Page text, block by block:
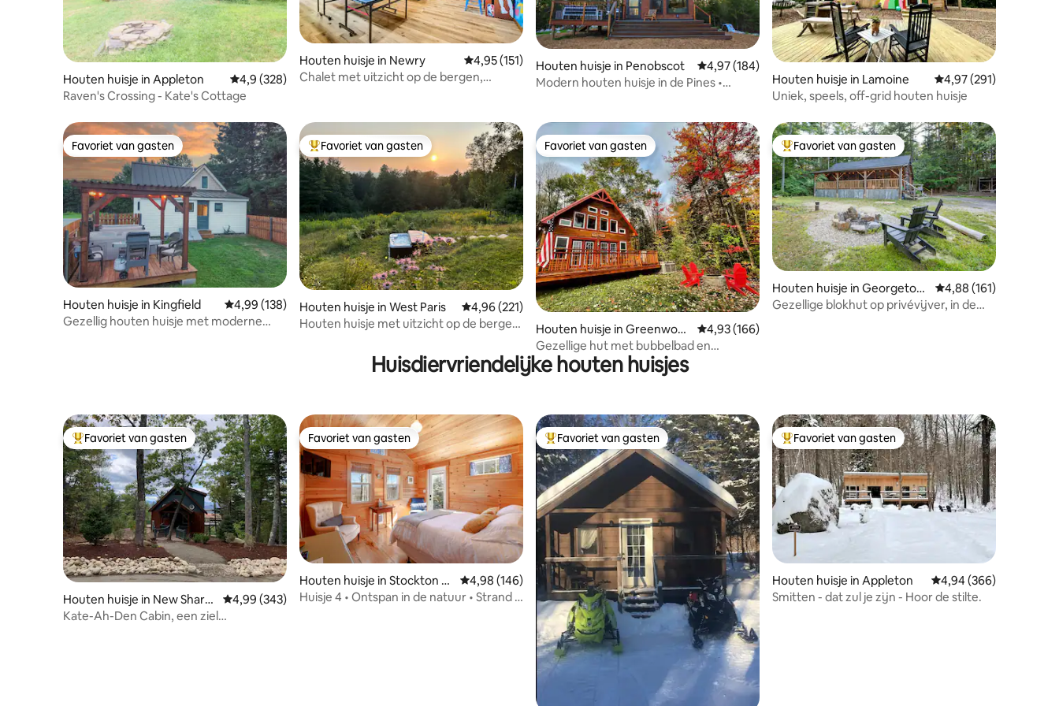
Houten huisje in Appleton Gemiddelde beoordeling van 4,9 op 5, 328 recensies
4,9 (328)
Raven's Crossing - Kate's Cottage
Houten huisje in Newry Gemiddelde beoordeling van 4,95 op 5, 151 recensies
4,95 (151)
Chalet met uitzicht op de bergen,
Houten huisje in Penobscot Gemiddelde beoordeling van 4,97 op 5, 184 recensies
4,97 (184)
Modern houten huisje in de Pines •
Houten huisje in Lamoine Gemiddelde
4,97 (291)
Uniek, speels, off-grid houten huisje
Favoriet van gasten
Favoriet van gasten
Houten huisje in Kingfield Gemiddelde beoordeling van 4,99 op 5, 138 recensies
4,99 (138)
Gezellig houten huisje met moderne
Topfavoriet van gasten
Favoriet van gasten
Houten huisje in West Paris Gemiddelde beoordeling van 4,96 op 5, 221 recensies
4,96 (221)
Houten huisje met uitzicht op de bergen,
Favoriet van gasten
Favoriet van gasten
Houten huisje in Greenwoo
d
Gemiddelde beoordeling van 4,93 op 5, 166 recensies
4,93 (166)
Gezellige hut met bubbelbad en
vuurplaats –
wandelen/fietsen/zwemmen!
Topfavoriet van gasten
Favoriet van gasten
Houten huisje in Georgetow
n
Gemiddelde
4,88 (161)
Gezellige blokhut op privévijver, in de
Huisdiervriendelijke houten huisjes
Topfavoriet van gasten
Favoriet van gasten
Houten huisje in New Sharo
n
Gemiddelde beoordeling van 4,99 op 5, 343 recensies
4,99 (343)
Kate-Ah-Den Cabin, een ziel
Favoriet van gasten
Favoriet van gasten
Houten huisje in Stockton S
prings
Gemiddelde beoordeling van 4,98 op 5, 146 recensies
4,98 (146)
Huisje 4 • Ontspan in de natuur • Strand •
Topfavoriet van gasten
Favoriet van gasten Topfavoriet van gasten
Favoriet van gasten
Houten huisje in Appleton Gemiddelde
4,94 (366)
Smitten - dat zul je zijn - Hoor de stilte.